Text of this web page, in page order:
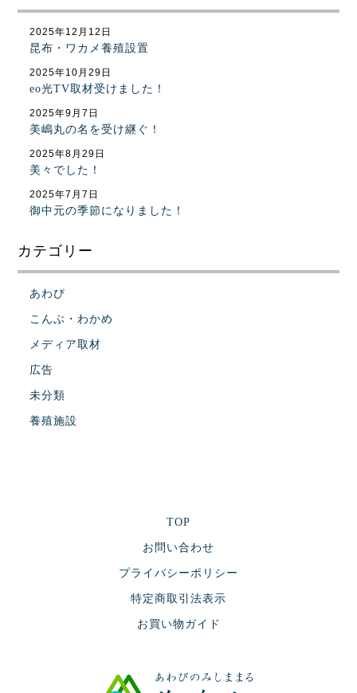
昆布・ワカメ養殖設置
2025年12月12日
eo光TV取材受けました！
2025年10月29日
美嶋丸の名を受け継ぐ！
2025年9月7日
美々でした！
2025年8月29日
御中元の季節になりました！
2025年7月7日
カテゴリー
あわび
こんぶ・わかめ
メディア取材
広告
未分類
養殖施設
TOP
お問い合わせ
プライバシーポリシー
特定商取引法表示
お買い物ガイド